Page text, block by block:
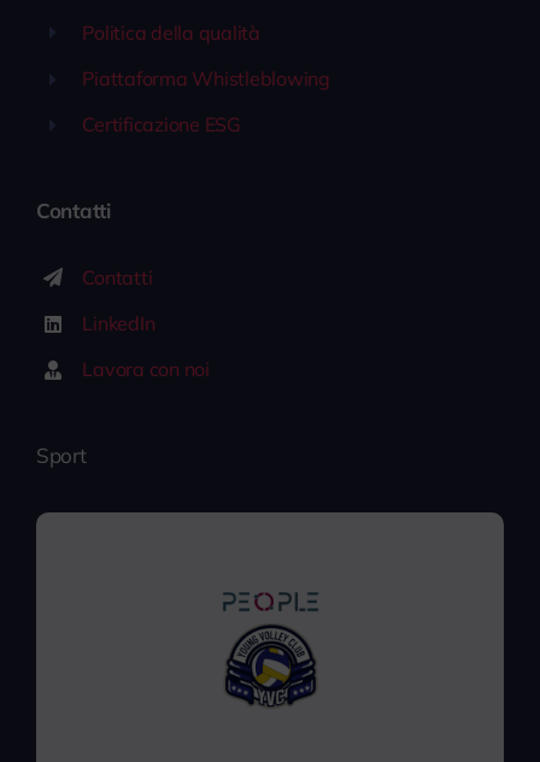
Politica della qualità
Piattaforma Whistleblowing
Certificazione ESG
Contatti
Contatti
LinkedIn
Lavora con noi
Sport